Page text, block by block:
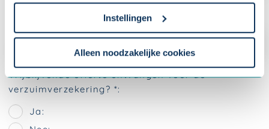
Om uw toestemmingsvoorkeur te wijzigen, klikt u op
Instellingen
Alleen noodzakelijke cookies